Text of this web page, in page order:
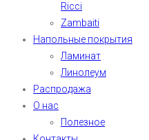
Ricci
Zambaiti
Напольные покрытия
Ламинат
Линолеум
Распродажа
О нас
Полезное